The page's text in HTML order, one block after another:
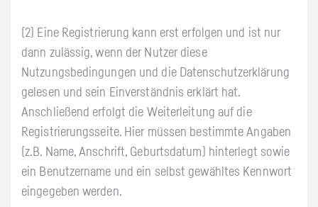
(2) Eine Registrierung kann erst erfolgen und ist nur
dann zulässig, wenn der Nutzer diese
Nutzungsbedingungen und die Datenschutzerklärung
gelesen und sein Einverständnis erklärt hat.
Anschließend erfolgt die Weiterleitung auf die
Registrierungsseite. Hier müssen bestimmte Angaben
(z.B. Name, Anschrift, Geburtsdatum) hinterlegt sowie
ein Benutzername und ein selbst gewähltes Kennwort
eingegeben werden.